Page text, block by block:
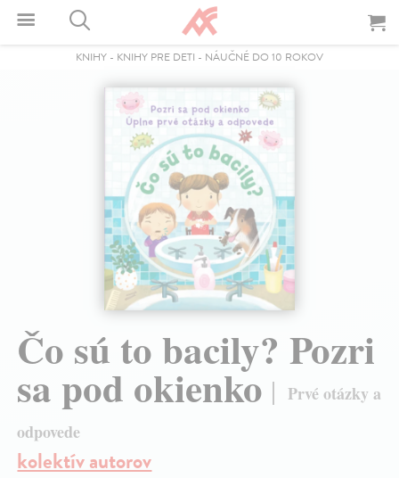
KNIHY - KNIHY PRE DETI - NÁUČNÉ DO 10 ROKOV
Čo sú to bacily? Pozri
sa pod okienko
Prvé otázky a
odpovede
kolektív autorov